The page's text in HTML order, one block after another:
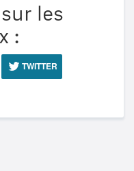
les
:
TWITTER